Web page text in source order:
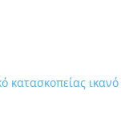
κατασκοπείας ικανό